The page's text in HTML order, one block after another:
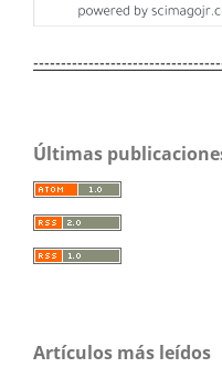
Últimas
Artículos más leídos